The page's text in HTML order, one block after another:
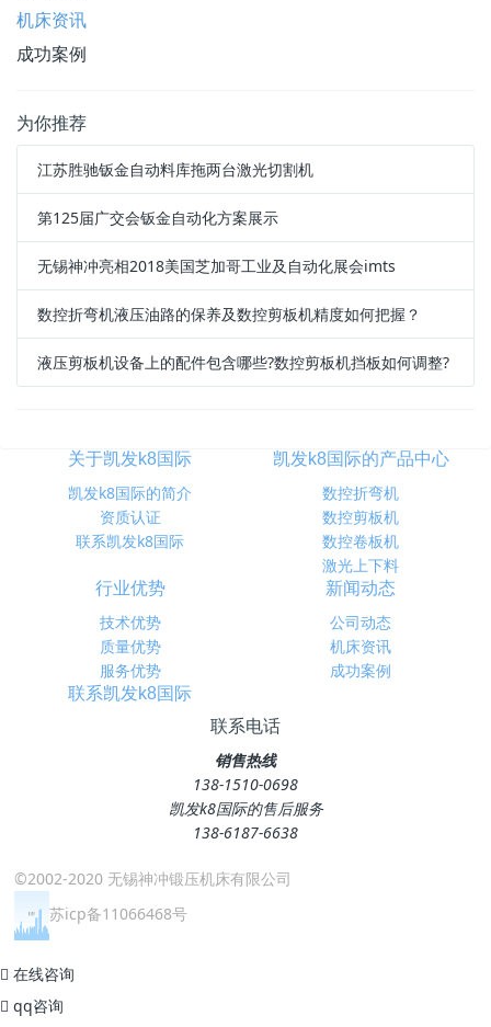
机床资讯
成功案例
为你推荐
江苏胜驰钣金自动料库拖两台激光切割机
第125届广交会钣金自动化方案展示
无锡神冲亮相2018美国芝加哥工业及自动化展会imts
数控折弯机液压油路的保养及数控剪板机精度如何把握？
液压剪板机设备上的配件包含哪些?数控剪板机挡板如何调整?
关于凯发k8国际
凯发k8国际的简介
资质认证
联系凯发k8国际
凯发k8国际的产品中心
数控折弯机
数控剪板机
数控卷板机
激光上下料
行业优势
技术优势
质量优势
服务优势
新闻动态
公司动态
机床资讯
成功案例
联系凯发k8国际
联系电话
销售热线
138-1510-0698
凯发k8国际的售后服务
138-6187-6638
©2002-2020 无锡神冲锻压机床有限公司
苏icp备11066468号
在线咨询
qq咨询